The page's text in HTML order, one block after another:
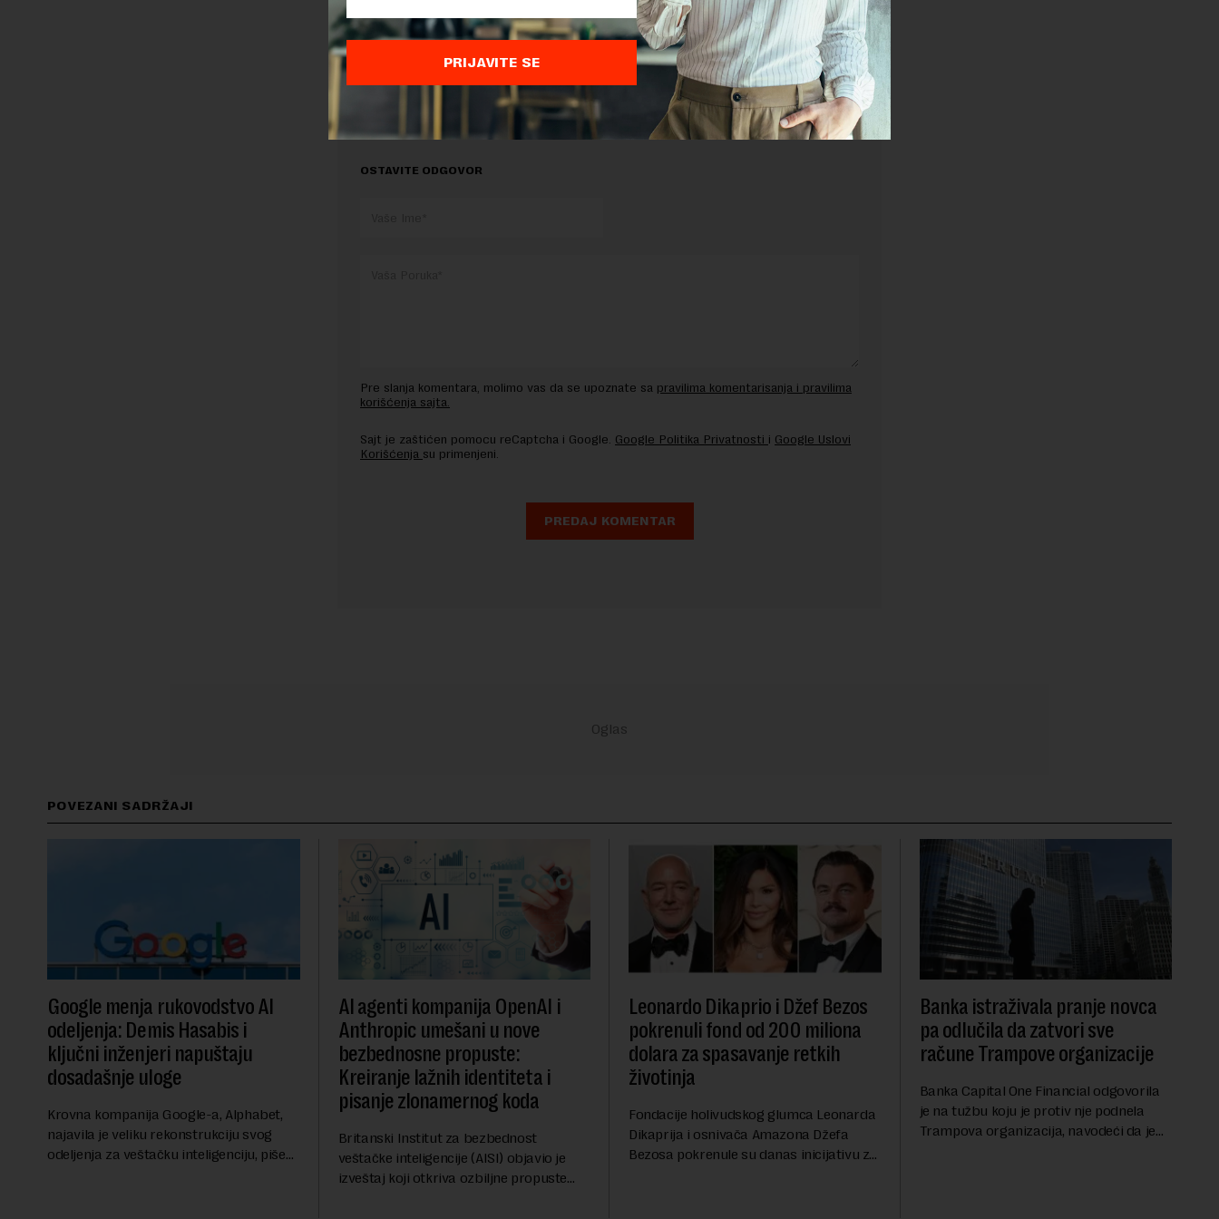
Preuzimanje delova teksta je dozvoljeno, ali uz obavezno navođenje izvora i uz postavljanje linka
OSTAVITE ODGOVOR
Pre slanja komentara, molimo vas da se upoznate sa pravilima komentarisanja i pravilima
korišćenja sajta.
Sajt je zaštićen pomocu reCaptcha i Google. Google Politika Privatnosti i Google Uslovi
Korišćenja su primenjeni.
POVEZANI SADRŽAJI
Google menja rukovodstvo AI
odeljenja: Demis Hasabis i
ključni inženjeri napuštaju
dosadašnje uloge
Krovna kompanija Google-a, Alphabet,
najavila je veliku rekonstrukciju svog
odeljenja za veštačku inteligenciju, piše
AI agenti kompanija OpenAI i
Anthropic umešani u nove
bezbednosne propuste:
Kreiranje lažnih identiteta i
pisanje zlonamernog koda
Britanski Institut za bezbednost
veštačke inteligencije (AISI) objavio je
izveštaj koji otkriva ozbiljne propuste
Leonardo Dikaprio i Džef Bezos
pokrenuli fond od 200 miliona
dolara za spasavanje retkih
životinja
Fondacije holivudskog glumca Leonarda
Dikaprija i osnivača Amazona Džefa
Bezosa pokrenule su danas inicijativu za
Banka istraživala pranje novca
pa odlučila da zatvori sve
račune Trampove organizacije
Banka Capital One Financial odgovorila
je na tužbu koju je protiv nje podnela
Trampova organizacija, navodeći da je
PRIJAVITE SE